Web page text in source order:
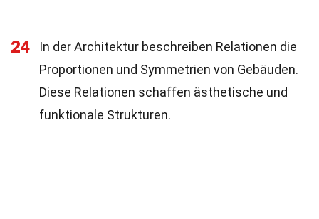
24
In der Architektur beschreiben Relationen die
Proportionen und Symmetrien von Gebäuden.
Diese Relationen schaffen ästhetische und
funktionale Strukturen.